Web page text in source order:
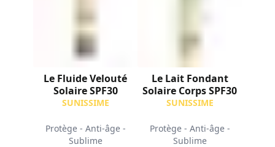
Le Fluide Velouté
Solaire SPF30
SUNISSIME
Protège - Anti-âge -
Sublime
Le Lait Fondant
Solaire Corps SPF30
SUNISSIME
Protège - Anti-âge -
Sublime